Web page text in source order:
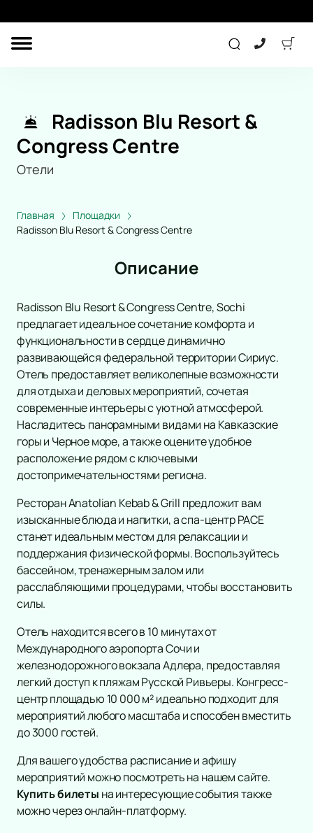
КОНЦЕРТ
Экскурсия
Выставка
Сертификат
Концерт
Классика
Поп
Рок
Оркестр
Эстрада
Джаз и блюз
Фестиваль
Рэп
Юмористическое шоу
Электронная музыка
Шоу
Хор
Инструментальная музыка
Танцевальное шоу
Шансон
Вокал
Ледовое шоу
Народная песня
Дискотека
Comedy Club
Детям
Детский спектакль
Сказка
Детское шоу
Цирк
Дельфинарий
Океанариум
Театр
Комедия
Драма
Балет
Пьеса
Опера
Мюзикл
Моноспектакль
Трагикомедия
Танцевальный спектакль
Детектив
Спорт
Континентальная Хоккейная Лига
Хоккей
Бокс
Бои
Дополнительно
Афиша
Площадки
Новости
Популярное 2
Цирковое шоу «Бурлеск» Гии ЭрадзеКонцерт Paul Van Dyk в Роза
Подборки 1
Подарочные сертификаты
Radisson Blu Resort &
Congress Centre
Отели
Главная
Площадки
Radisson Blu Resort & Congress Centre
Описание
Radisson Blu Resort & Congress Centre, Sochi
предлагает идеальное сочетание комфорта и
функциональности в сердце динамично
развивающейся федеральной территории Сириус.
Отель предоставляет великолепные возможности
для отдыха и деловых мероприятий, сочетая
современные интерьеры с уютной атмосферой.
Насладитесь панорамными видами на Кавказские
горы и Черное море, а также оцените удобное
расположение рядом с ключевыми
достопримечательностями региона.
Ресторан Anatolian Kebab & Grill предложит вам
изысканные блюда и напитки, а спа-центр PACE
станет идеальным местом для релаксации и
поддержания физической формы. Воспользуйтесь
бассейном, тренажерным залом или
расслабляющими процедурами, чтобы восстановить
силы.
Отель находится всего в 10 минутах от
Международного аэропорта Сочи и
железнодорожного вокзала Адлера, предоставляя
легкий доступ к пляжам Русской Ривьеры. Конгресс-
центр площадью 10 000 м² идеально подходит для
мероприятий любого масштаба и способен вместить
до 3000 гостей.
Для вашего удобства расписание и афишу
мероприятий можно посмотреть на нашем сайте.
Купить билеты на интересующие события также
можно через онлайн-платформу.